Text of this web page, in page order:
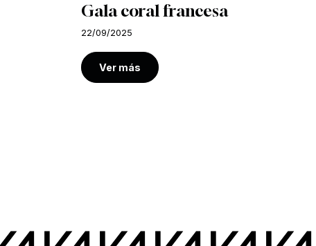
Gala coral francesa
22/09/2025
Ver más